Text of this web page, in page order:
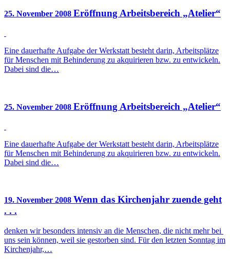
25. November 2008 Eröffnung Arbeitsbereich „Atelier“
Eine dauerhafte Aufgabe der Werkstatt besteht darin, Arbeitsplätze
für Menschen mit Behinderung zu akquirieren bzw. zu entwickeln.
Dabei sind die…
25. November 2008 Eröffnung Arbeitsbereich „Atelier“
Eine dauerhafte Aufgabe der Werkstatt besteht darin, Arbeitsplätze
für Menschen mit Behinderung zu akquirieren bzw. zu entwickeln.
Dabei sind die…
19. November 2008 Wenn das Kirchenjahr zuende geht
. . .
denken wir besonders intensiv an die Menschen, die nicht mehr bei
uns sein können, weil sie gestorben sind. Für den letzten Sonntag im
Kirchenjahr,…